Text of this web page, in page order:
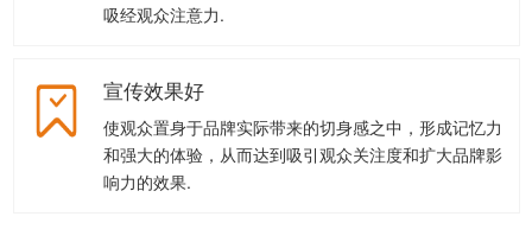
吸经观众注意力.
宣传效果好
使观众置身于品牌实际带来的切身感之中，形成记忆力
和强大的体验，从而达到吸引观众关注度和扩大品牌影
响力的效果.